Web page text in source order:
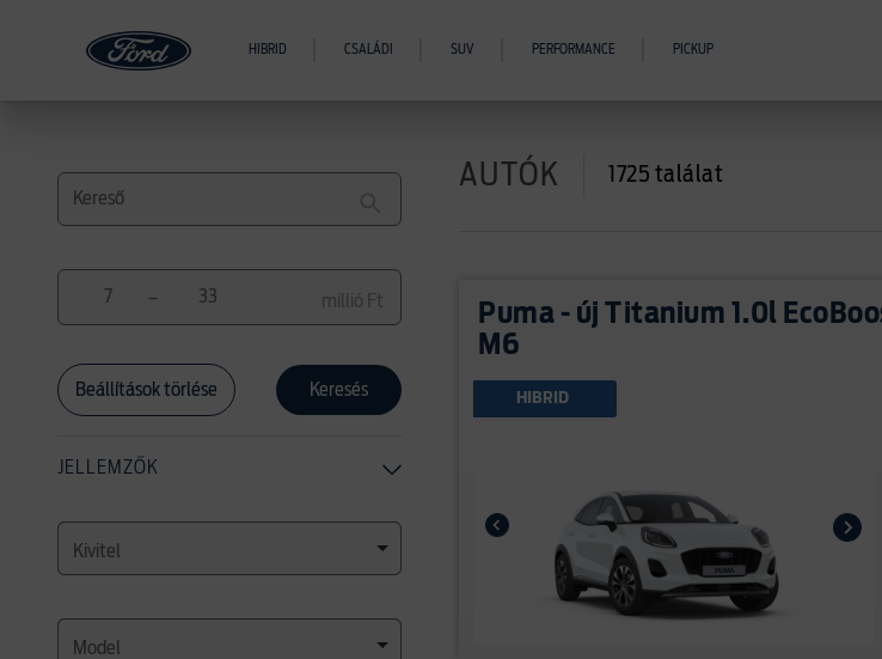
HIBRID CSALÁDI SUV PERFORMANCE PICKUP
millió Ft
–
Beállítások törlése
JELLEMZŐK
Kivitel
Model
AUTÓK 1725 találat
Puma - új Titanium 1.0l
M6
HIBRID